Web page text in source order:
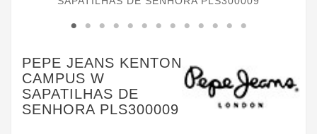
PEPE JEANS KENTON
CAMPUS W
SAPATILHAS DE
SENHORA PLS300009